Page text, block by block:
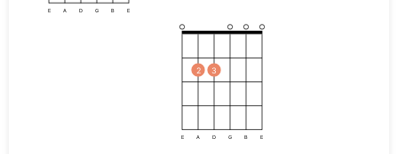
E A D G B E
2 3
E A D G B E